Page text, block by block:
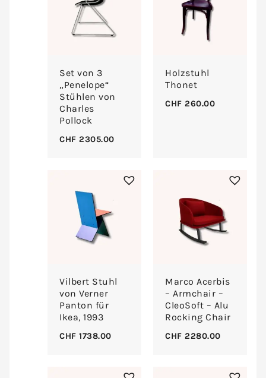
Set von 3
„Penelope“
Stühlen von
Charles
Pollock
CHF 2305.00
Holzstuhl
Thonet
CHF 260.00
Vilbert Stuhl
von Verner
Panton für
Ikea, 1993
CHF 1738.00
Marco Acerbis
– Armchair –
CleoSoft – Alu
Rocking Chair
CHF 2280.00